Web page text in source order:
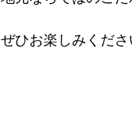
ぜひお楽しみくだ